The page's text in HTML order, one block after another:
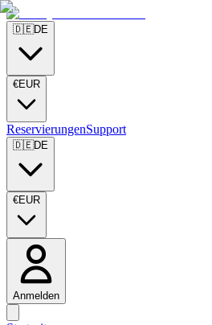
🇩🇪DE
€EUR
ReservierungenSupport
🇩🇪DE
€EUR
Anmelden